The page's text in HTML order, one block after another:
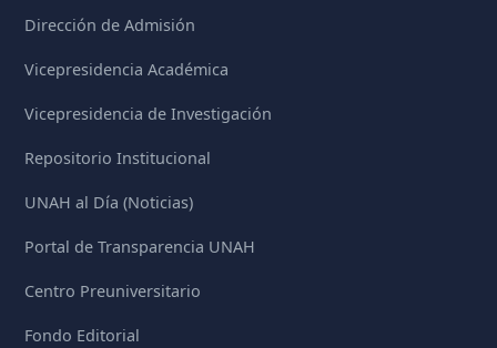
Dirección de Admisión
Vicepresidencia Académica
Vicepresidencia de Investigación
Repositorio Institucional
UNAH al Día (Noticias)
Portal de Transparencia UNAH
Centro Preuniversitario
Fondo Editorial